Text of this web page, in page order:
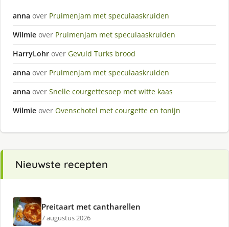
anna over Pruimenjam met speculaaskruiden
Wilmie over Pruimenjam met speculaaskruiden
HarryLohr over Gevuld Turks brood
anna over Pruimenjam met speculaaskruiden
anna over Snelle courgettesoep met witte kaas
Wilmie over Ovenschotel met courgette en tonijn
Nieuwste recepten
Preitaart met cantharellen
7 augustus 2026